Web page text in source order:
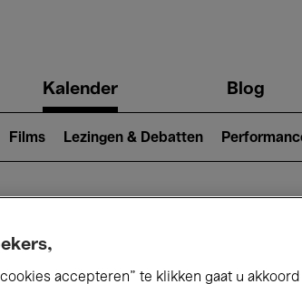
Kalender Blog
Films Lezingen & Debatten
accepteren” te klikken gaat u